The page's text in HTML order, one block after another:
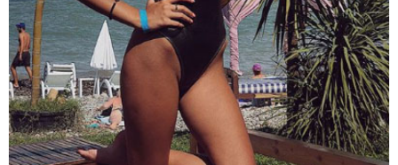
19:52 / 08-08-2026
"სანაპირო რაიონებში
მოსალოდნელია წვიმა" -
გარემოს ეროვნული სააგენტოს
გაფრთხილება: რომელ
რეგიონებში უნდა ველოდოთ
ელჭექს, სეტყვასა და ქარის
გაძლიერებას?
კატეგორიის ყველა სიახლე